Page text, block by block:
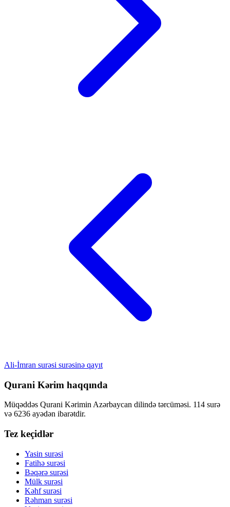
Ali-İmran surəsi surəsinə qayıt
Qurani Kərim haqqında
Müqəddəs Qurani Kərimin Azərbaycan dilində tərcüməsi. 114 surə
və 6236 ayədən ibarətdir.
Tez keçidlər
Yasin surəsi
Fatihə surəsi
Bəqərə surəsi
Mülk surəsi
Kəhf surəsi
Rəhman surəsi